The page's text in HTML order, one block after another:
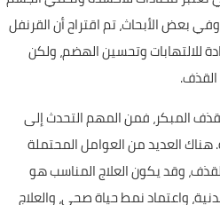
وفي بعض الأبحاث، تم اقتراح أن القرنفل
للالتهابات وتحسين الهضم، ولكن
المبكر، فمن المهم التحدث إلى
العديد من العوامل المحتملة
وقد يكون العلاج المناسب هو
واعتماد نمط حياة صحي، والعلاج